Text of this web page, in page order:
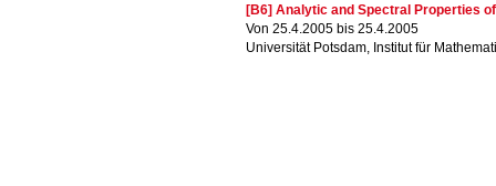
[B6] Analytic and Spectral Properties
Von 25.4.2005 bis 25.4.2005
Universität Potsdam, Institut für